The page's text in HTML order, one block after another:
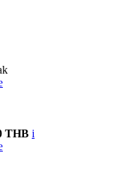
THB i